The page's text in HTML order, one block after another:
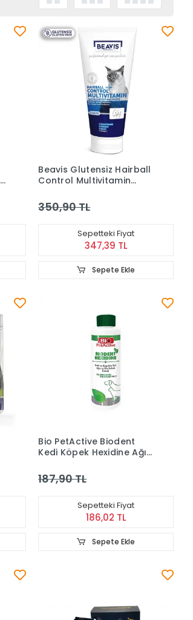
Beavis Glutensiz Hairball
Control Multivitamin
Paste 75 ml
350,90 TL
Sepetteki Fiyat
347,39 TL
Sepete Ekle
Bio PetActive Biodent
Kedi Köpek Hexidine Ağız
(250 ml)
187,90 TL
Sepetteki Fiyat
186,02 TL
Sepete Ekle